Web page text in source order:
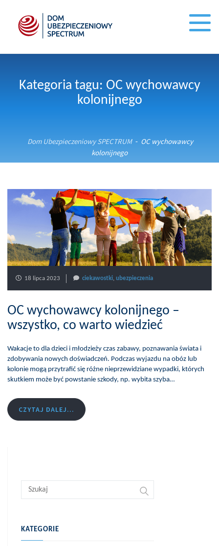
Kategoria tagu: OC wychowawcy
kolonijnego
Dom Ubezpieczeniowy SPECTRUM - OC wychowawcy
kolonijnego
18 lipca 2023 ciekawostki, ubezpieczenia
OC wychowawcy kolonijnego –
wszystko, co warto wiedzieć
Wakacje to dla dzieci i młodzieży czas zabawy, poznawania świata i
zdobywania nowych doświadczeń. Podczas wyjazdu na obóz lub
kolonie mogą przytrafić się różne nieprzewidziane wypadki, których
skutkiem może być powstanie szkody, np. wybita szyba…
CZYTAJ DALEJ...
KATEGORIE